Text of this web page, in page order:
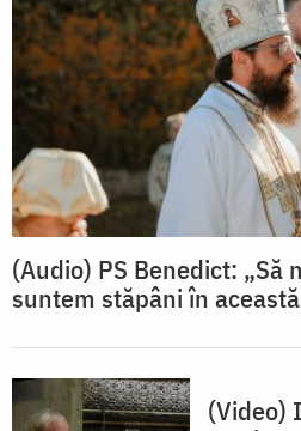
(Audio) PS Benedict: „Să
suntem stăpâni în
(Video)